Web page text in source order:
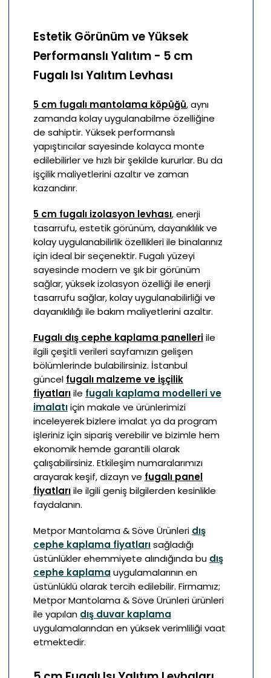
Estetik Görünüm ve Yüksek
Performanslı Yalıtım - 5 cm
Fugalı Isı Yalıtım Levhası
5 cm fugalı mantolama köpüğü, aynı
zamanda kolay uygulanabilme özelliğine
de sahiptir. Yüksek performanslı
yapıştırıcılar sayesinde kolayca monte
edilebilirler ve hızlı bir şekilde kururlar. Bu da
işçilik maliyetlerini azaltır ve zaman
kazandırır.
5 cm fugalı izolasyon levhası, enerji
tasarrufu, estetik görünüm, dayanıklılık ve
kolay uygulanabilirlik özellikleri ile binalarınız
için ideal bir seçenektir. Fugalı yüzeyi
sayesinde modern ve şık bir görünüm
sağlar, yüksek izolasyon özelliği ile enerji
tasarrufu sağlar, kolay uygulanabilirliği ve
dayanıklılığı ile bakım maliyetlerini azaltır.
Fugalı dış cephe kaplama panelleriile
ilgili çeşitli verileri sayfamızın gelişen
bölümlerinde bulabilirsiniz. İstanbul
güncel fugalı malzeme ve işçilik
fiyatlarıile fugalı kaplama modelleri ve
imalatıiçin makale ve ürünlerimizi
inceleyerek bizlere imalat ya da program
işleriniz için sipariş verebilir ve bizimle hem
ekonomik hemde garantili olarak
çalışabilirsiniz. Etkileşim numaralarımızı
arayarak keşif, dizayn ve fugalı panel
fiyatlarıile ilgili geniş bilgilerden kesinlikle
faydalanın.
Metpor Mantolama & Söve Ürünleri dış
cephe kaplama fiyatlarısağladığı
üstünlükler ehemmiyete alındığında bu dış
cephe kaplama uygulamalarının en
üstünlüklü olarak tercih edilebilir. Firmamız;
Metpor Mantolama & Söve Ürünleri ürünleri
ile yapılan dış duvar kaplama
uygulamalarından en yüksek verimliliği vaat
etmektedir.